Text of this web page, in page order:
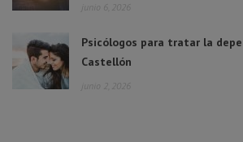
junio 6, 2026
Psicólogos para tratar la
Castellón
junio 2, 2026